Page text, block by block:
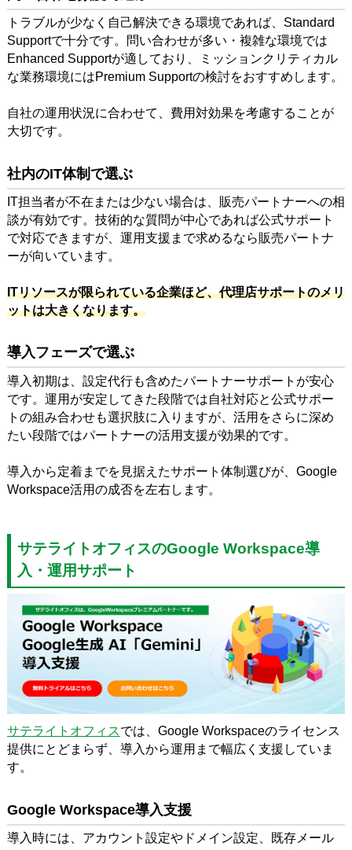
トラブルが少なく自己解決できる環境であれば、Standard
Supportで十分です。問い合わせが多い・複雑な環境では
Enhanced Supportが適しており、ミッションクリティカル
な業務環境にはPremium Supportの検討をおすすめします。
自社の運用状況に合わせて、費用対効果を考慮することが
大切です。
社内のIT体制で選ぶ
IT担当者が不在または少ない場合は、販売パートナーへの相
談が有効です。技術的な質問が中心であれば公式サポート
で対応できますが、運用支援まで求めるなら販売パートナ
ーが向いています。
ITリソースが限られている企業ほど、代理店サポートのメリ
ットは大きくなります。
導入フェーズで選ぶ
導入初期は、設定代行も含めたパートナーサポートが安心
です。運用が安定してきた段階では自社対応と公式サポー
トの組み合わせも選択肢に入りますが、活用をさらに深め
たい段階ではパートナーの活用支援が効果的です。
導入から定着までを見据えたサポート体制選びが、Google
Workspace活用の成否を左右します。
サテライトオフィスのGoogle Workspace導
入・運用サポート
サテライトオフィスでは、Google Workspaceのライセンス
提供にとどまらず、導入から運用まで幅広く支援していま
す。
Google Workspace導入支援
導入時には、アカウント設定やドメイン設定、既存メール